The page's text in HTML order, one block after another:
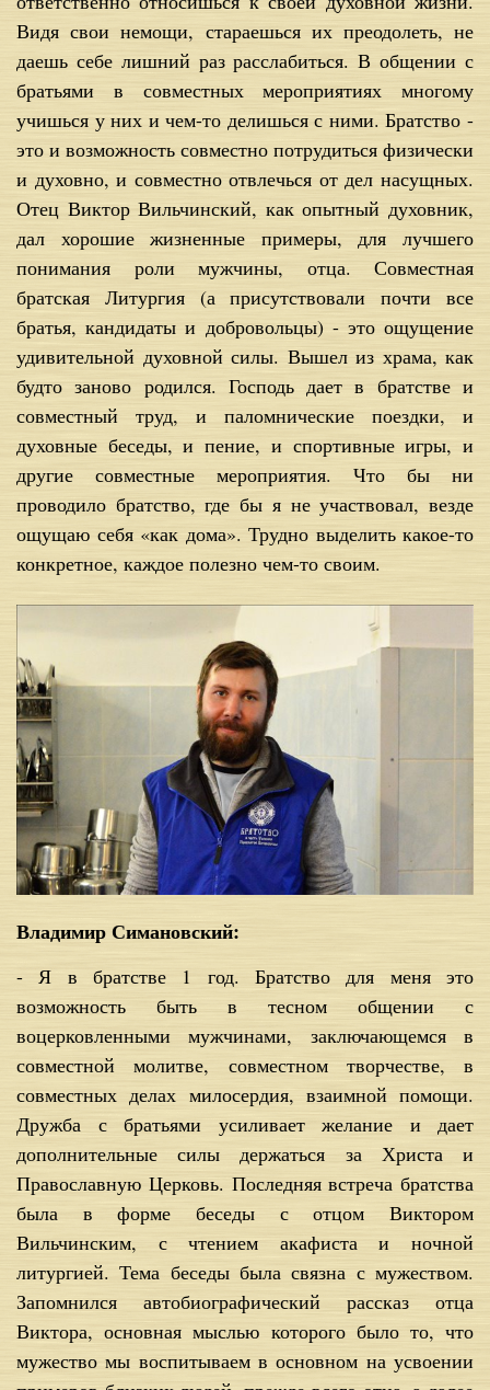
Видя свои немощи, стараешься их преодолеть, не
даешь себе лишний раз расслабиться. В общении с
братьями в совместных мероприятиях многому
учишься у них и чем-то делишься с ними. Братство -
это и возможность совместно потрудиться физически
и духовно, и совместно отвлечься от дел насущных.
Отец Виктор Вильчинский, как опытный духовник,
дал хорошие жизненные примеры, для лучшего
понимания роли мужчины, отца. Совместная
братская Литургия (а присутствовали почти все
братья, кандидаты и добровольцы) - это ощущение
удивительной духовной силы. Вышел из храма, как
будто заново родился. Господь дает в братстве и
совместный труд, и паломнические поездки, и
духовные беседы, и пение, и спортивные игры, и
другие совместные мероприятия. Что бы ни
проводило братство, где бы я не участвовал, везде
ощущаю себя «как дома». Трудно выделить какое-то
конкретное, каждое полезно чем-то своим.
Владимир Симановский:
- Я в братстве 1 год. Братство для меня это
возможность быть в тесном общении с
воцерковленными мужчинами, заключающемся в
совместной молитве, совместном творчестве, в
совместных делах милосердия, взаимной помощи.
Дружба с братьями усиливает желание и дает
дополнительные силы держаться за Христа и
Православную Церковь. Последняя встреча братства
была в форме беседы с отцом Виктором
Вильчинским, с чтением акафиста и ночной
литургией. Тема беседы была связна с мужеством.
Запомнился автобиографический рассказ отца
Виктора, основная мыслью которого было то, что
мужество мы воспитываем в основном на усвоении